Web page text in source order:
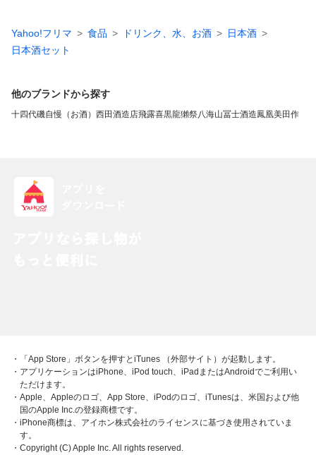
Yahoo!フリマ 食品 ドリンク、水、お酒
日本酒
日本酒セット
他のブランドから探す
十四代磯自慢（お酒） 西田酒造店飛露喜黒龍獺祭八海山冨士酒造鳳凰美田作
・「App Store」ボタンを押すとiTunes （外部サイト）が起動します。
・アプリケーションはiPhone、iPod touch、iPadまたはAndroidでご利用い
ただけます。
・Apple、Appleのロゴ、App Store、iPodのロゴ、iTunesは、米国および他
国のApple Inc.の登録商標です。
・iPhone商標は、アイホン株式会社のライセンスに基づき使用されていま
す。
・Copyright (C) Apple Inc. All rights reserved.